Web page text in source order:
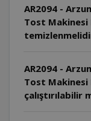
AR2094 -
Tost Makinesi
AR2094 -
Tost Makinesi
çalıştırılabilir